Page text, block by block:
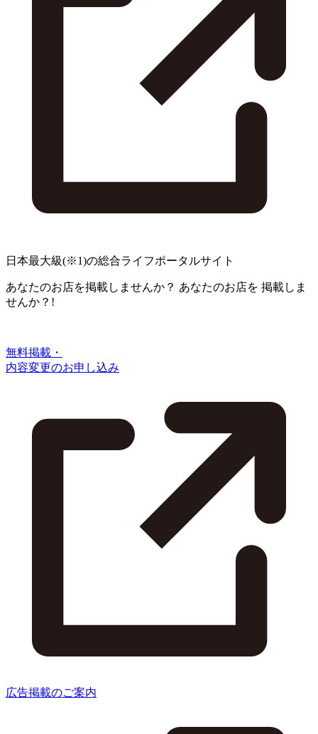
日本最大級(※1)の総合ライフポータルサイト
あなたのお店を掲載しませんか？ あなたのお店を 掲載しま
せんか？!
無料掲載・
内容変更のお申し込み
広告掲載のご案内